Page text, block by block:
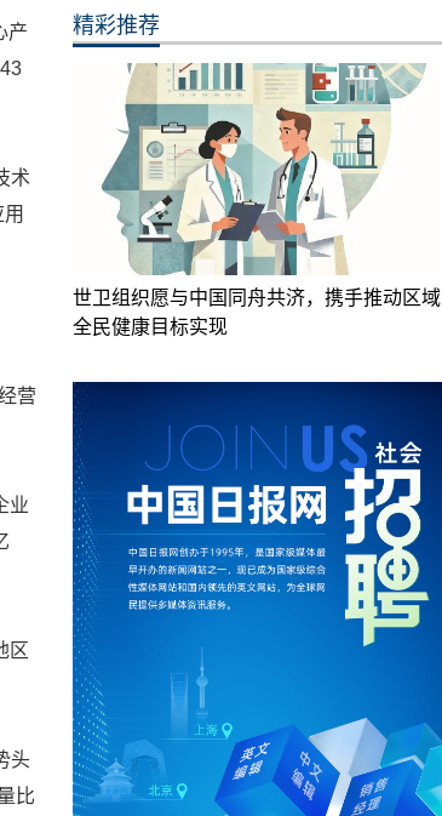
产
术
营
业
区
头
比
精彩推荐
世卫组织愿与中国同舟共济，携手推动区域
全民健康目标实现